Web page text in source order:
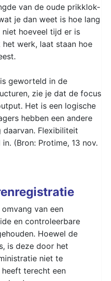
van de oude prikklok-
je dan weet is hoe lang
niet hoeveel tijd er is
werk, laat staan hoe
geworteld in de
zie je dat de focus
Het is een logische
hebben een andere
Flexibiliteit
(Bron: Protime, 13 nov.
van een
en controleerbare
Hoewel de
is deze door het
niet te
terecht een